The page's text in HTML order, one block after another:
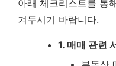
아래 체크리스트를 통
겨두시기 바랍니다.
1. 매매 관련